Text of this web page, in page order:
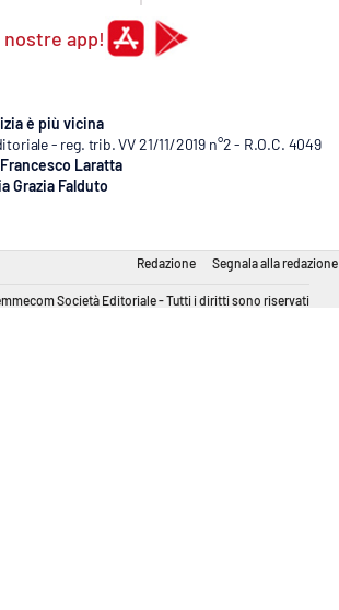
app!
è più vicina
- reg. trib. VV 21/11/2019 n°2 - R.O.C. 4049
Francesco Laratta
Grazia Falduto
Redazione Segnala alla redazione
Società Editoriale - Tutti i diritti sono riservati